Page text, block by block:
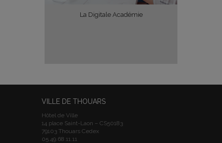
La Digitale Académie
VILLE DE THOUARS
Hôtel de Ville
14 place Saint-Laon – CS50183
79103 Thouars Cedex
05.49.68.11.11